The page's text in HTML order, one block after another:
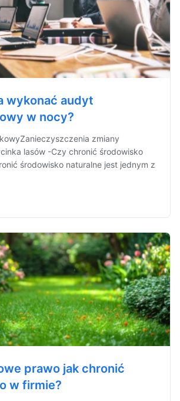
wykonać audyt
w nocy?
zmiany
lasów -Czy chronić środowisko
środowisko naturalne jest jednym z
prawo jak chronić
w firmie?